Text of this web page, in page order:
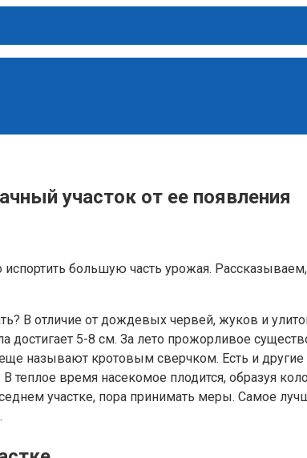
участок от ее появления
большую часть урожая.
В отличие от дождевых червей, жуков и
5-8 см. За лето прожорливое
называют кротовым сверчком. Есть и
время насекомое плодится, образуя
участке, пора принимать меры. Самое